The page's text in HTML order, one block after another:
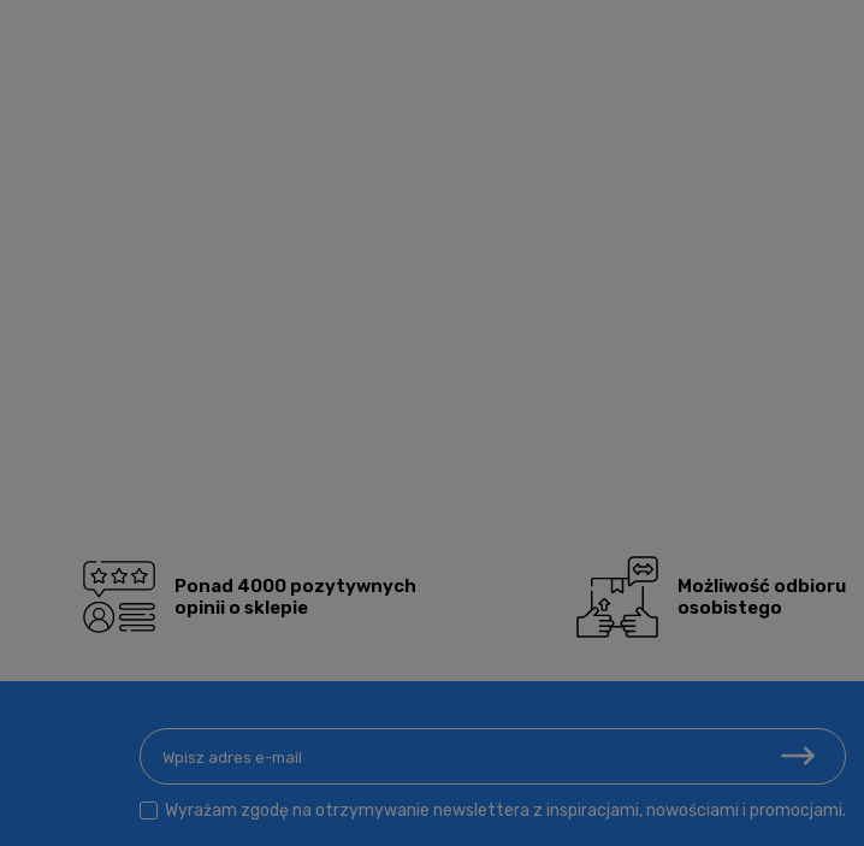
Ponad 4000 pozytywnych
opinii o sklepie
Możliwość odbioru
osobistego
Wyrażam zgodę na otrzymywanie newslettera z inspiracjami, nowościami i promocjami.